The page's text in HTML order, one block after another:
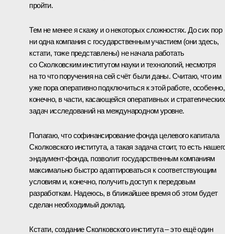
пройти.
Тем не менее я скажу и о некоторых сложностях. До сих пор
ни одна компания с государственным участием (они здесь,
кстати, тоже представлены) не начала работать
со Сколковским институтом науки и технологий, несмотря
на то что поручения на сей счёт были даны. Считаю, что им
уже пора оперативно подключиться к этой работе, особенно,
конечно, в части, касающейся оперативных и стратегических
задач исследований на международном уровне.
Полагаю, что софинансирование фонда целевого капитала
Сколковского института, а такая задача стоит, то есть
эндаумент-фонда, позволит государственным компаниям
максимально быстро адаптироваться к соответствующим
условиям и, конечно, получить доступ к передовым
разработкам. Надеюсь, в ближайшее время об этом будет
сделан необходимый доклад.
Кстати, создание Сколковского института – это ещё один